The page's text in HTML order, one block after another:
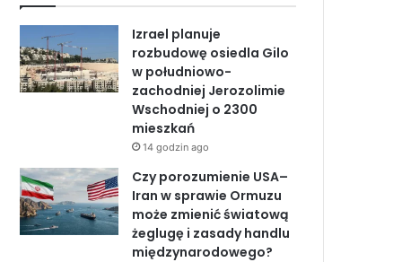
b
o
o
e
d
I
u
b
e
Izrael planuje
rozbudowę osiedla Gilo
w południowo-
zachodniej Jerozolimie
Wschodniej o 2300
mieszkań
14 godzin ago
Czy porozumienie USA–
Iran w sprawie Ormuzu
może zmienić światową
żeglugę i zasady handlu
międzynarodowego?